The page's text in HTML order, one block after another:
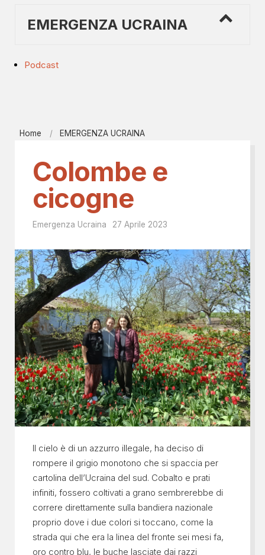
EMERGENZA UCRAINA
Podcast
Home EMERGENZA UCRAINA
Colombe e
cicogne
Emergenza Ucraina 27 Aprile 2023
Il cielo è di un azzurro illegale, ha deciso di
rompere il grigio monotono che si spaccia per
cartolina dell’Ucraina del sud. Cobalto e prati
infiniti, fossero coltivati a grano sembrerebbe di
correre direttamente sulla bandiera nazionale
proprio dove i due colori si toccano, come la
strada qui che era la linea del fronte sei mesi fa,
oro contro blu, le buche lasciate dai razzi